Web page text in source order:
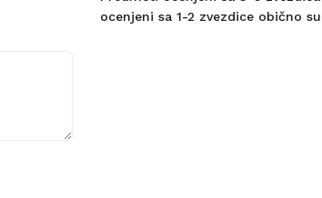
ocenjeni sa 1-2 zvezdice obično